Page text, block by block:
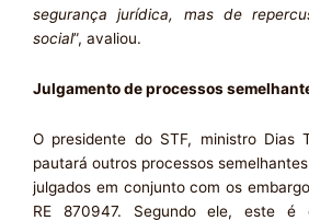
segurança jurídica, mas de
social”, avaliou.
Julgamento de processos
O presidente do STF, ministro Dias
pautará outros processos
julgados em conjunto com os
RE 870947. Segundo ele, este